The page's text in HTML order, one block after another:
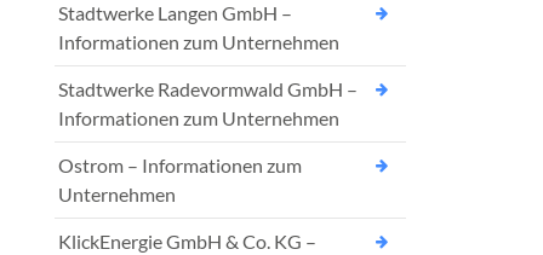
Stadtwerke Langen GmbH –
Informationen zum Unternehmen
Stadtwerke Radevormwald GmbH –
Informationen zum Unternehmen
Ostrom – Informationen zum
Unternehmen
KlickEnergie GmbH & Co. KG –